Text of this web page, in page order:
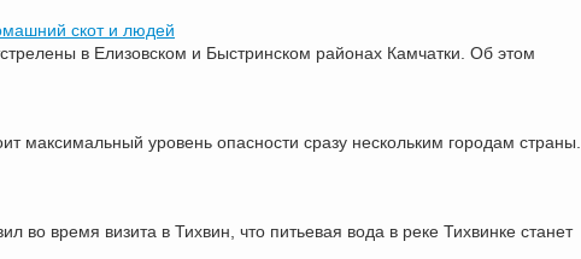
скот и людей
в Елизовском и Быстринском районах Камчатки. Об этом
максимальный уровень опасности сразу нескольким городам страны.
во время визита в Тихвин, что питьевая вода в реке Тихвинке станет